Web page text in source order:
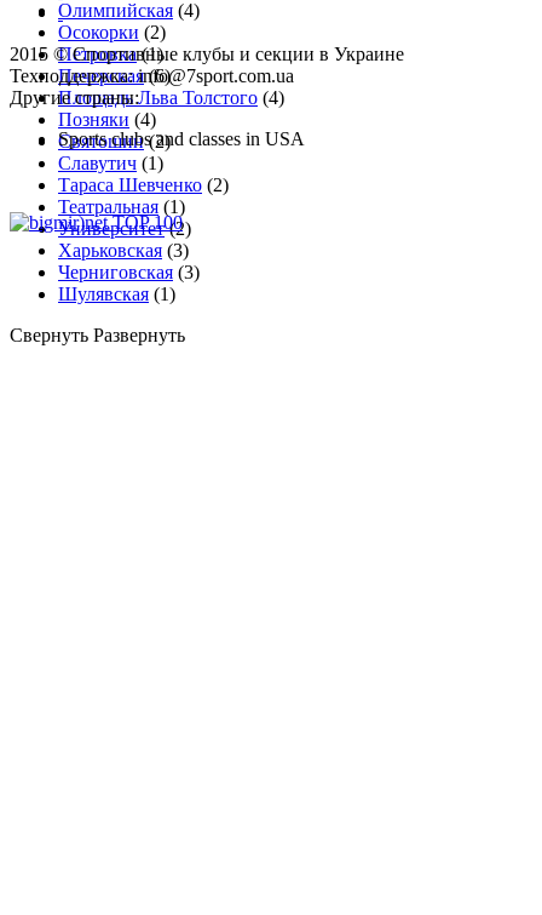
Олимпийская (4)
Осокорки (2)
Петровка(1)
Печерская(6)
Площадь Льва Толстого (4)
Позняки (4)
Святошин(2)
Славутич (1)
Тараса Шевченко (2)
Театральная (1)
Университет(2)
Харьковская (3)
Черниговская (3)
Шулявская (1)
Свернуть Развернуть
2015 © Спортивные клубы и секции в Украине
Техподдержка:info@7sport.com.ua
Другие страны:
Sports clubs and classes in USA